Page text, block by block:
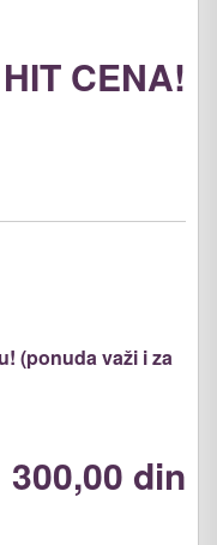
HIT CENA!
(ponuda važi i za
300,00 din